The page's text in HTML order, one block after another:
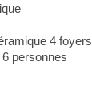
4 foyers
personnes